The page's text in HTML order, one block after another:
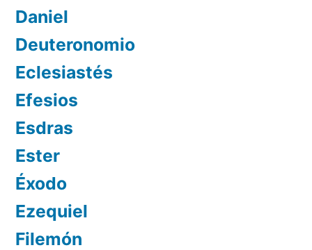
Daniel
Deuteronomio
Eclesiastés
Efesios
Esdras
Ester
Éxodo
Ezequiel
Filemón